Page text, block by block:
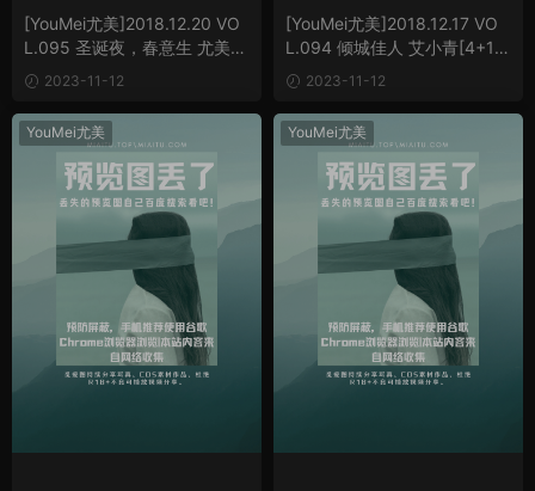
[YouMei尤美]2018.12.20 VO
L.095 圣诞夜，春意生 尤美合
辑[4+1P／8.53M]
2023-11-12
[YouMei尤美]2018.12.17 VO
L.094 倾城佳人 艾小青[4+1P
／6.29M]
2023-11-12
YouMei尤美 YouMei尤美